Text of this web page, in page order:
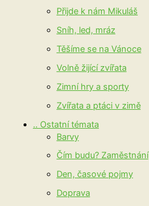
Přijde k nám Mikuláš
Sníh, led, mráz
Těšíme se na Vánoce
Volně žijící zvířata
Zimní hry a sporty
Zvířata a ptáci v zimě
.. Ostatní témata
Barvy
Čím budu? Zaměstnání
Den, časové pojmy
Doprava